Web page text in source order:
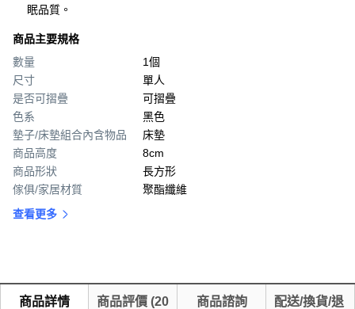
眠品質。
商品主要規格
數量
1個
尺寸
單人
是否可摺疊
可摺疊
色系
黑色
墊子/床墊組合內含物品
床墊
商品高度
8cm
商品形狀
長方形
傢俱/家居材質
聚酯纖維
查看更多
商品詳情 商品評價 (20
商品諮詢
配送/換貨/退